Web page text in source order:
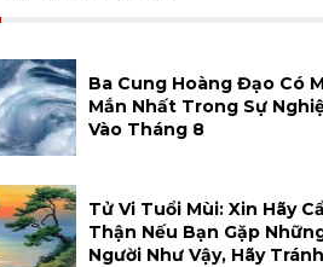
Ba Cung Hoàng Đạo Có
Mắn Nhất Trong Sự
Vào Tháng 8
Tử Vi Tuổi Mùi: Xin Hãy
Thận Nếu Bạn Gặp
Người Như Vậy, Hãy